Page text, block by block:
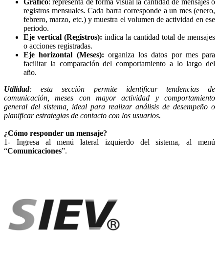
Gráfico: representa de forma visual la cantidad de mensajes o
registros mensuales. Cada barra corresponde a un mes (enero,
febrero, marzo, etc.) y muestra el volumen de actividad en ese
periodo.
Eje vertical (Registros): indica la cantidad total de mensajes
o acciones registradas.
Eje horizontal (Meses): organiza los datos por mes para
facilitar la comparación del comportamiento a lo largo del
año.
Utilidad: esta sección permite identificar tendencias de
comunicación, meses con mayor actividad y comportamiento
general del sistema, ideal para realizar análisis de desempeño o
planificar estrategias de contacto con los usuarios.
¿Cómo responder un mensaje?
1- Ingresa al menú lateral izquierdo del sistema, al menú
“Comunicaciones”.